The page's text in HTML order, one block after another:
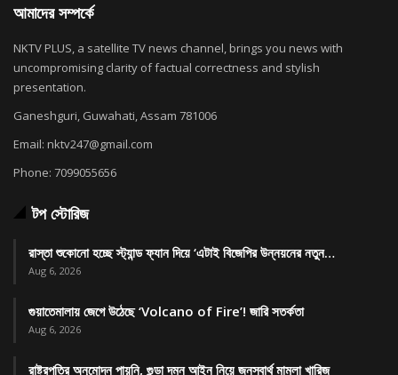
আমাদের সম্পর্কে
NKTV PLUS, a satellite TV news channel, brings you news with
uncompromising clarity of factual correctness and stylish
presentation.
Ganeshguri, Guwahati, Assam 781006
Email: nktv247@gmail.com
Phone: 7099055656
টপ স্টোরিজ
রাস্তা শুকোনো হচ্ছে স্ট্যান্ড ফ্যান দিয়ে ‘এটাই বিজেপির উন্নয়নের নতুন…
Aug 6, 2026
গুয়াতেমালায় জেগে উঠেছে ‘Volcano of Fire’! জারি সতর্কতা
Aug 6, 2026
রাষ্ট্রপতির অনুমোদন পায়নি, গুন্ডা দমন আইন নিয়ে জনস্বার্থ মামলা খারিজ